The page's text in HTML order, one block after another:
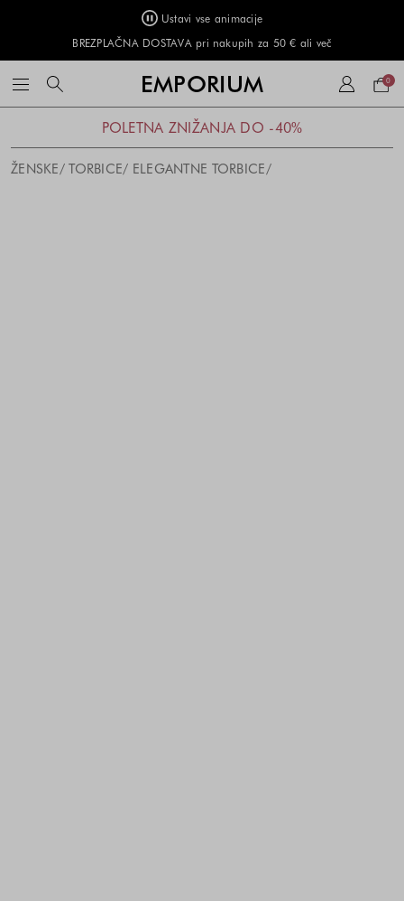
Ustavi vse animacije
BREZPLAČNA DOSTAVA pri nakupih za 50 € ali več
EMPORIUM 0
POLETNA ZNIŽANJA DO -40%
ŽENSKE TORBICE ELEGANTNE TORBICE